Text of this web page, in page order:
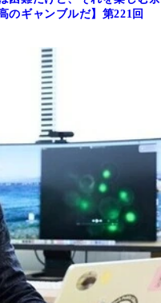
のギャンブルだ】第221回